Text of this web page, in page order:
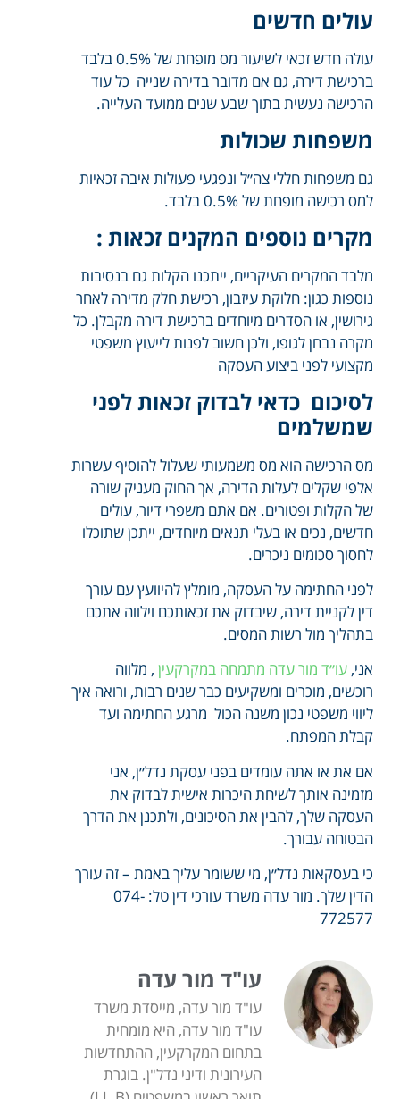
עולים חדשים
עולה חדש זכאי לשיעור מס מופחת של 0.5% בלבד
ברכישת דירה, גם אם מדובר בדירה שנייה כל עוד
הרכישה נעשית בתוך שבע שנים ממועד העלייה.
משפחות שכולות
גם משפחות חללי צה״ל ונפגעי פעולות איבה זכאיות
למס רכישה מופחת של 0.5% בלבד.
מקרים נוספים המקנים זכאות :
מלבד המקרים העיקריים, ייתכנו הקלות גם בנסיבות
נוספות כגון: חלוקת עיזבון, רכישת חלק מדירה לאחר
גירושין, או הסדרים מיוחדים ברכישת דירה מקבלן. כל
מקרה נבחן לגופו, ולכן חשוב לפנות לייעוץ משפטי
מקצועי לפני ביצוע העסקה
לסיכום כדאי לבדוק זכאות לפני
שמשלמים
מס הרכישה הוא מס משמעותי שעלול להוסיף עשרות
אלפי שקלים לעלות הדירה, אך החוק מעניק שורה
של הקלות ופטורים. אם אתם משפרי דיור, עולים
חדשים, נכים או בעלי תנאים מיוחדים, ייתכן שתוכלו
לחסוך סכומים ניכרים.
לפני החתימה על העסקה, מומלץ להיוועץ עם עורך
דין לקניית דירה, שיבדוק את זכאותכם וילווה אתכם
בתהליך מול רשות המסים.
אני, עו״ד מור עדה מתמחה במקרקעין , מלווה
רוכשים, מוכרים ומשקיעים כבר שנים רבות, ורואה איך
ליווי משפטי נכון משנה הכול מרגע החתימה ועד
קבלת המפתח.
אם את או אתה עומדים בפני עסקת נדל״ן, אני
מזמינה אותך לשיחת היכרות אישית לבדוק את
העסקה שלך, להבין את הסיכונים, ולתכנן את הדרך
הבטוחה עבורך.
כי בעסקאות נדל״ן, מי ששומר עליך באמת – זה עורך
הדין שלך. מור עדה משרד עורכי דין טל: 074-
772577
עו"ד מור עדה
עו"ד מור עדה, מייסדת משרד
עו"ד מור עדה, היא מומחית
בתחום המקרקעין, ההתחדשות
העירונית ודיני נדל"ן. בוגרת